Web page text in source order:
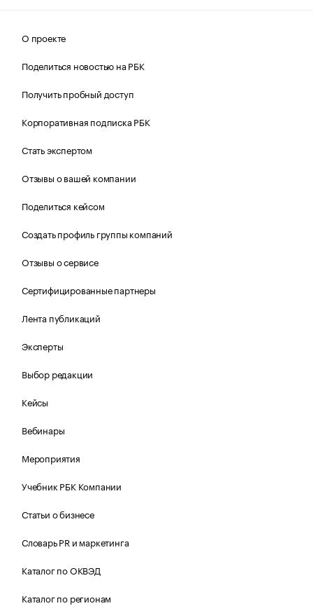
О проекте
Поделиться новостью на РБК
Получить пробный доступ
Корпоративная подписка РБК
Стать экспертом
Отзывы о вашей компании
Поделиться кейсом
Создать профиль группы компаний
Отзывы о сервисе
Сертифицированные партнеры
Лента публикаций
Эксперты
Выбор редакции
Кейсы
Вебинары
Мероприятия
Учебник РБК Компании
Статьи о бизнесе
Словарь PR и маркетинга
Каталог по ОКВЭД
Каталог по регионам